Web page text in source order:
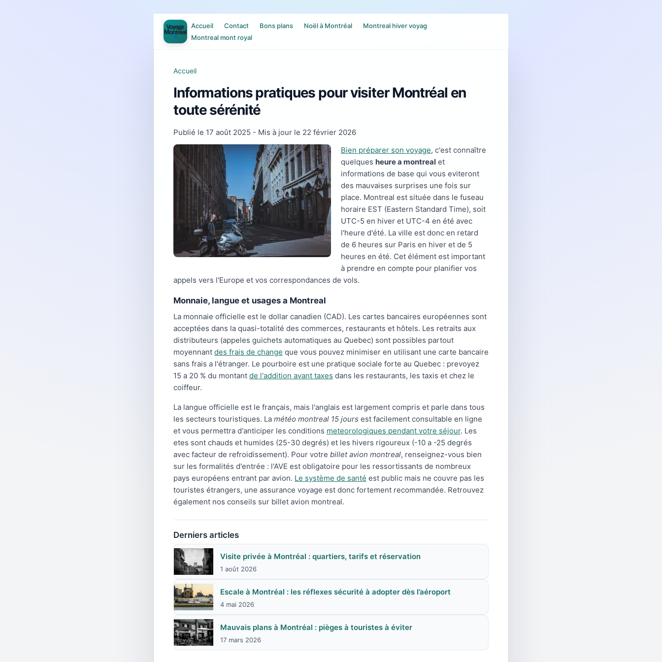
Accueil Contact Bons plans Noël à Montréal
Montreal hiver voyag
Montreal mont royal
Accueil
Informations pratiques pour visiter Montréal en
toute sérénité
Publié le 17 août 2025 - Mis à jour le 22 février 2026
Bien préparer son voyage, c'est connaître
quelques heure a montreal et
informations de base qui vous eviteront
des mauvaises surprises une fois sur
place. Montreal est située dans le fuseau
horaire EST (Eastern Standard Time), soit
UTC-5 en hiver et UTC-4 en été avec
l'heure d'été. La ville est donc en retard
de 6 heures sur Paris en hiver et de 5
heures en été. Cet élément est important
à prendre en compte pour planifier vos
appels vers l'Europe et vos correspondances de vols.
Monnaie, langue et usages a Montreal
La monnaie officielle est le dollar canadien (CAD). Les cartes bancaires européennes sont
acceptées dans la quasi-totalité des commerces, restaurants et hôtels. Les retraits aux
distributeurs (appeles guichets automatiques au Quebec) sont possibles partout
moyennant des frais de change que vous pouvez minimiser en utilisant une carte bancaire
sans frais a l'étranger. Le pourboire est une pratique sociale forte au Quebec : prevoyez
15 a 20 % du montant de l'addition avant taxes dans les restaurants, les taxis et chez le
coiffeur.
La langue officielle est le français, mais l'anglais est largement compris et parle dans tous
les secteurs touristiques. La météo montreal 15 jours est facilement consultable en ligne
et vous permettra d'anticiper les conditions meteorologiques pendant votre séjour. Les
etes sont chauds et humides (25-30 degrés) et les hivers rigoureux (-10 a -25 degrés
avec facteur de refroidissement). Pour votre billet avion montreal, renseignez-vous bien
sur les formalités d'entrée : l'AVE est obligatoire pour les ressortissants de nombreux
pays européens entrant par avion. Le système de santé est public mais ne couvre pas les
touristes étrangers, une assurance voyage est donc fortement recommandée. Retrouvez
également nos conseils sur billet avion montreal.
Derniers articles
Visite privée à Montréal : quartiers, tarifs et réservation
1 août 2026
Escale à Montréal : les réflexes sécurité à adopter dès l’aéroport
4 mai 2026
Mauvais plans à Montréal : pièges à touristes à éviter
17 mars 2026